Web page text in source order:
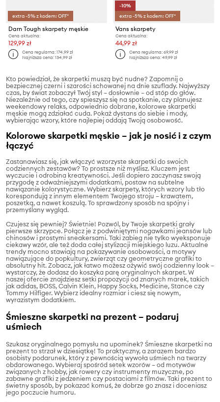
extra -5% z kodem: OFF*
Darn Tough skarpety męskie
Cena aktualna:
129,99 zł
Cena regularna:174,99 zł
Najniższa cena:134,99 zł
-10%
extra -5% z kodem: OFF*
Vans skarpety
Cena aktualna:
44,99 zł
Cena regularna:69,99 zł
Najniższa cena:49,99 zł
Kto powiedział, że skarpetki muszą być nudne? Zapomnij o
bezpiecznej czerni i szarości schowanej na dnie szuflady. Najwyższy
czas, by świat zobaczył Twój styl – dosłownie – od stóp do głów.
Niezależnie od tego, czy spieszysz się na spotkanie, czy planujesz
weekendowy relaks, odpowiednio dobrane, kolorowe skarpetki
męskie mogą zdziałać cuda. Pokaż dystans do siebie i mody,
wybierając wzory, które najlepiej oddają Twoją osobowość.
Kolorowe skarpetki męskie – jak je nosić i z czym
łączyć
Zastanawiasz się, jak włączyć wzorzyste skarpetki do swoich
codziennych zestawów? To prostsze niż myślisz. Kluczem jest
wyczucie i odrobina kreatywności. Jeśli dopiero zaczynasz swoją
przygodę z odważniejszymi dodatkami, postaw na subtelne
nawiązanie kolorystyczne. Wybierz skarpety, których wzory lub tło
korespondują z innym elementem Twojego stroju – krawatem,
poszetką, a nawet koszulą. To sprawdzony sposób na spójny i
przemyślany wygląd.
Czujesz się pewniej? Świetnie! Pozwól, by Twoje skarpetki grały
pierwsze skrzypce. Połącz je z podwiniętymi nogawkami jeansów lub
chinosów i prostymi sneakersami. Taki zabieg nie tylko wyeksponuje
ciekawy wzór, ale też doda całej stylizacji miejskiego luzu. Aktualne
trendy mocno stawiają na pokazywanie osobowości, a motywy
nawiązujące do popkultury, zwierząt czy geometryczne grafiki to
absolutny hit. Zobacz, jak łatwo możesz ożywić swój codzienny look –
wystarczy, że dodasz do koszyka parę oryginalnych skarpet. W
naszej ofercie znajdziesz setki propozycji od znanych marek, takich
jak adidas, BOSS, Calvin Klein, Happy Socks, Medicine, Stance czy
Tommy Hilfiger. Wybierz idealny rozmiar i ciesz się nowym,
wyrazistym dodatkiem.
Śmieszne skarpetki na prezent – podaruj
uśmiech
Szukasz oryginalnego pomysłu na upominek? Śmieszne skarpetki na
prezent to strzał w dziesiątkę! To praktyczny, a zarazem bardzo
osobisty podarunek, który z pewnością wywoła uśmiech na twarzy
obdarowanego. Wybieraj spośród setek wzorów – od motywów
związanych z hobby, jak rowery czy instrumenty muzyczne, po
zabawne grafiki z jedzeniem czy postaciami z filmów. Taki prezent to
świetny sposób, by pokazać komuś, że dobrze go znasz i doceniasz
jego poczucie humoru.